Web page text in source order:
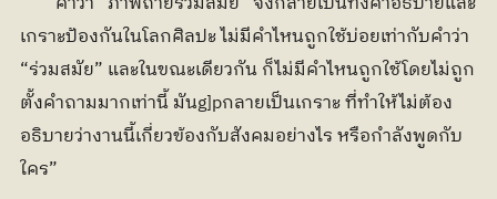
เกราะป้องกันในโลกศิลปะ ไม่มีคำไหนถูกใช้บ่อยเท่ากับคำว่า
“ร่วมสมัย” และในขณะเดียวกัน ก็ไม่มีคำไหนถูกใช้โดยไม่ถูก
ตั้งคำถามมากเท่านี้ มันg]pกลายเป็นเกราะ ที่ทำให้ไม่ต้อง
อธิบายว่างานนี้เกี่ยวข้องกับสังคมอย่างไร หรือกำลังพูดกับ
ใคร”